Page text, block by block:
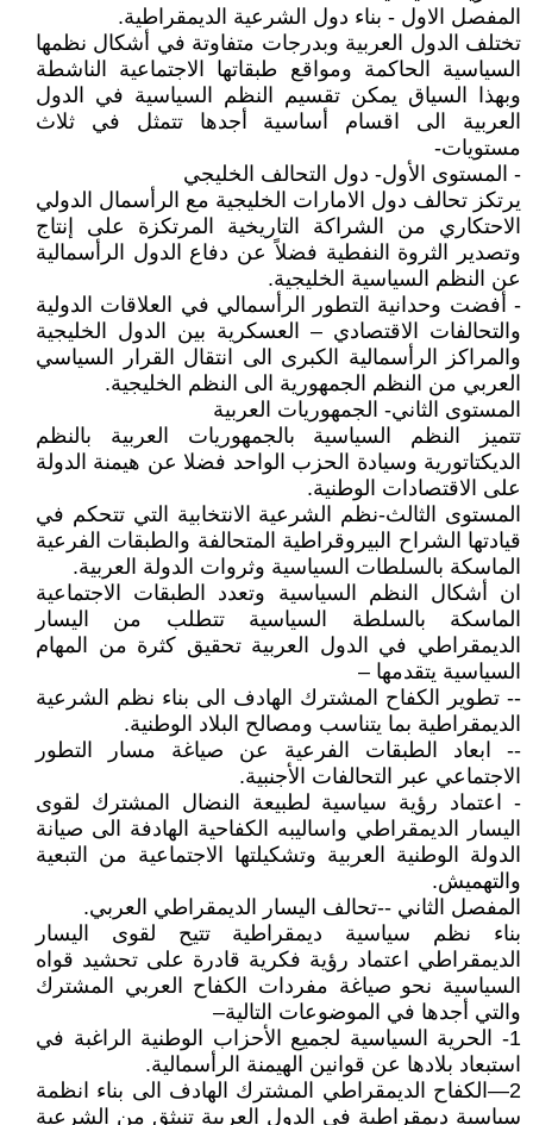
المفصل الاول - بناء دول الشرعية الديمقراطية.
تختلف الدول العربية وبدرجات متفاوتة في أشكال نظمها
السياسية الحاكمة ومواقع طبقاتها الاجتماعية الناشطة
وبهذا السياق يمكن تقسيم النظم السياسية في الدول
العربية الى اقسام أساسية أجدها تتمثل في ثلاث
مستويات-
- المستوى الأول- دول التحالف الخليجي
يرتكز تحالف دول الامارات الخليجية مع الرأسمال الدولي
الاحتكاري من الشراكة التاريخية المرتكزة على إنتاج
وتصدير الثروة النفطية فضلاً عن دفاع الدول الرأسمالية
عن النظم السياسية الخليجية.
- أفضت وحدانية التطور الرأسمالي في العلاقات الدولية
والتحالفات الاقتصادي – العسكرية بين الدول الخليجية
والمراكز الرأسمالية الكبرى الى انتقال القرار السياسي
العربي من النظم الجمهورية الى النظم الخليجية.
المستوى الثاني- الجمهوريات العربية
تتميز النظم السياسية بالجمهوريات العربية بالنظم
الديكتاتورية وسيادة الحزب الواحد فضلا عن هيمنة الدولة
على الاقتصادات الوطنية.
المستوى الثالث-نظم الشرعية الانتخابية التي تتحكم في
قيادتها الشراح البيروقراطية المتحالفة والطبقات الفرعية
الماسكة بالسلطات السياسية وثروات الدولة العربية.
ان أشكال النظم السياسية وتعدد الطبقات الاجتماعية
الماسكة بالسلطة السياسية تتطلب من اليسار
الديمقراطي في الدول العربية تحقيق كثرة من المهام
السياسية يتقدمها –
-- تطوير الكفاح المشترك الهادف الى بناء نظم الشرعية
الديمقراطية بما يتناسب ومصالح البلاد الوطنية.
-- ابعاد الطبقات الفرعية عن صياغة مسار التطور
الاجتماعي عبر التحالفات الأجنبية.
- اعتماد رؤية سياسية لطبيعة النضال المشترك لقوى
اليسار الديمقراطي واساليبه الكفاحية الهادفة الى صيانة
الدولة الوطنية العربية وتشكيلتها الاجتماعية من التبعية
والتهميش.
المفصل الثاني --تحالف اليسار الديمقراطي العربي.
بناء نظم سياسية ديمقراطية تتيح لقوى اليسار
الديمقراطي اعتماد رؤية فكرية قادرة على تحشيد قواه
السياسية نحو صياغة مفردات الكفاح العربي المشترك
والتي أجدها في الموضوعات التالية–
1- الحرية السياسية لجميع الأحزاب الوطنية الراغبة في
استبعاد بلادها عن قوانين الهيمنة الرأسمالية.
2—الكفاح الديمقراطي المشترك الهادف الى بناء انظمة
سياسية ديمقراطية في الدول العربية تنبثق من الشرعية